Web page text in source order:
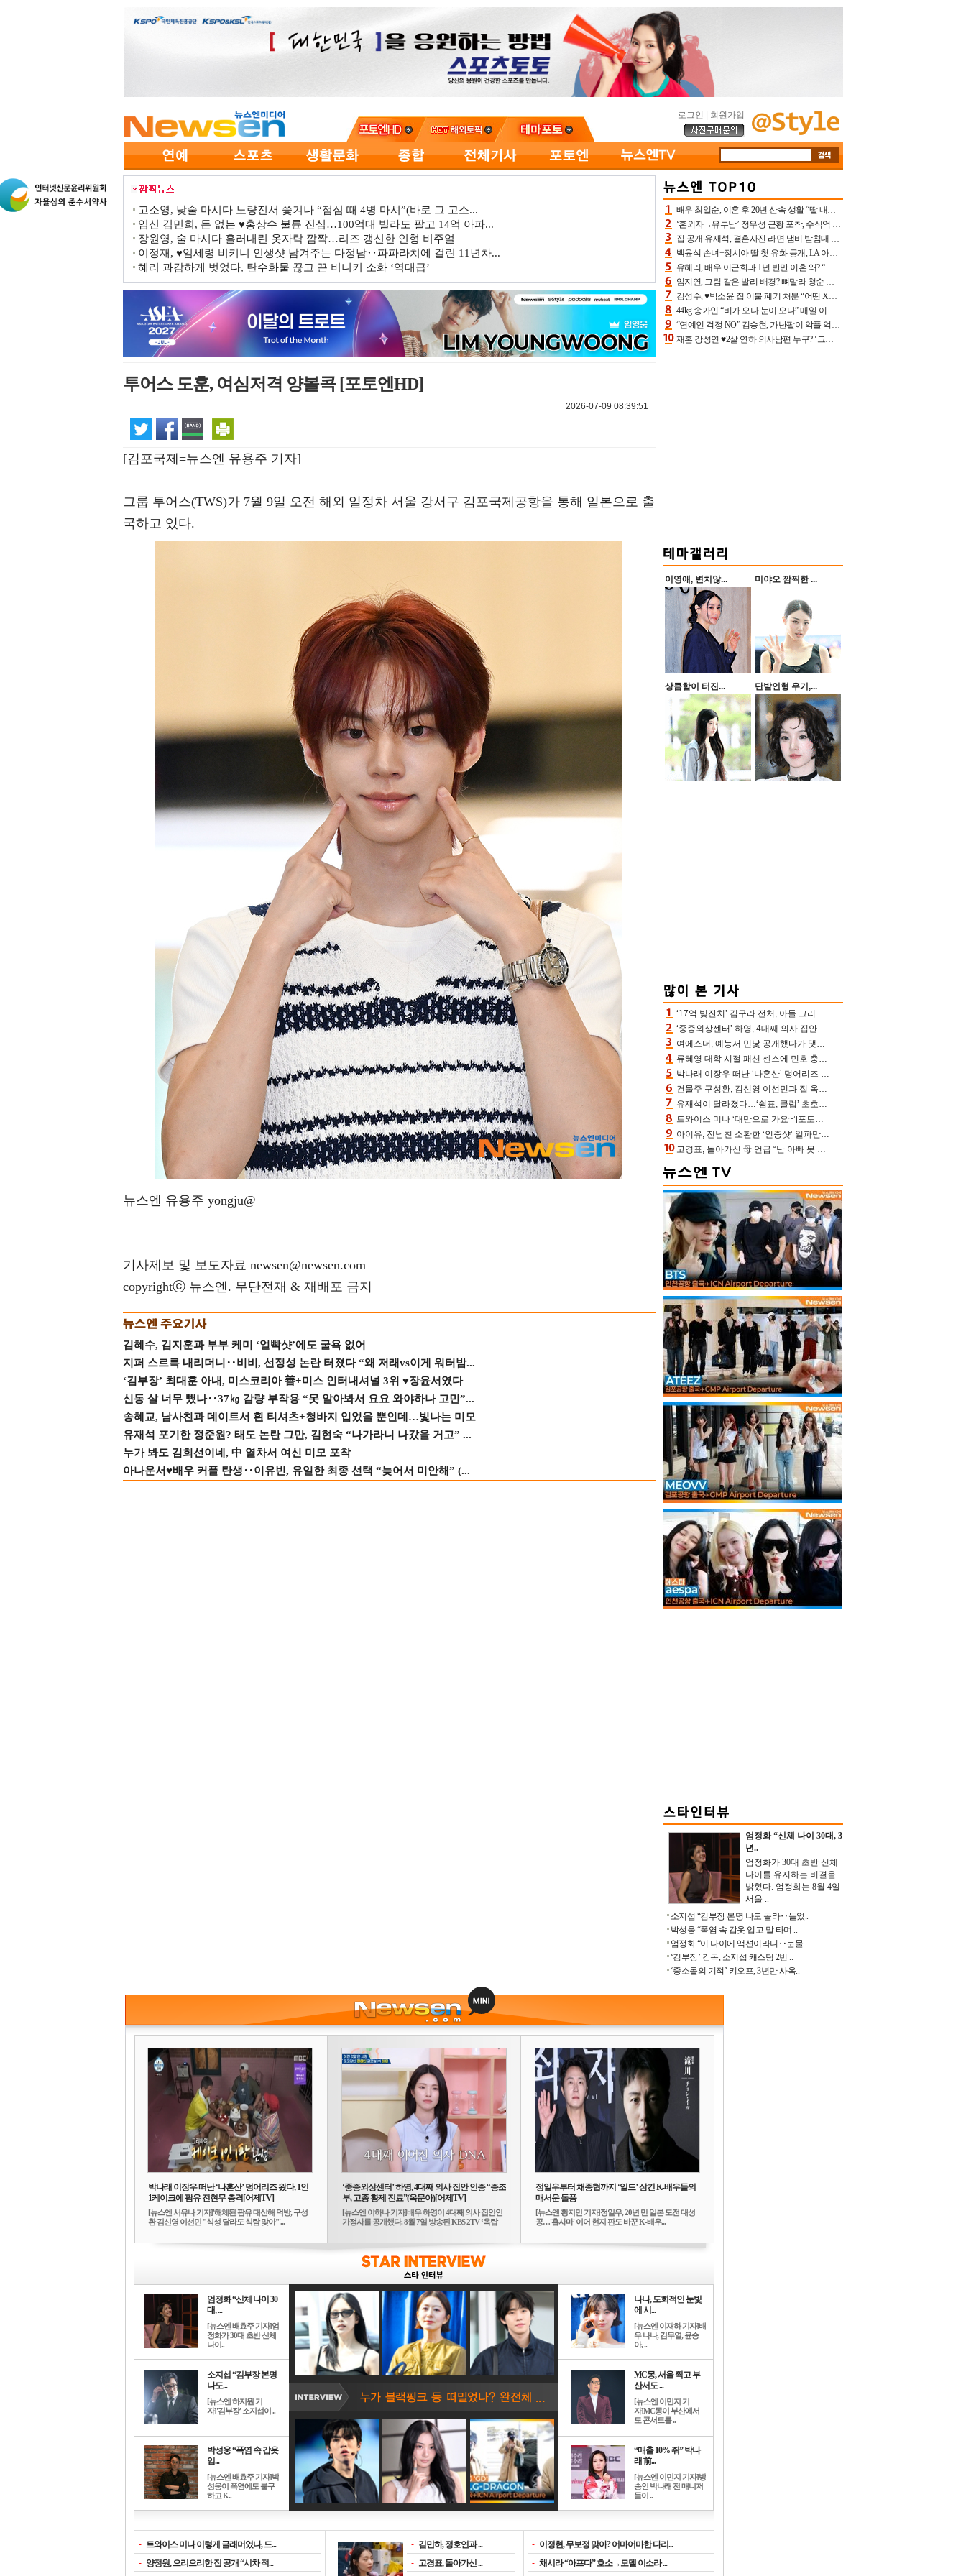
로그인 회원가입
고소영, 낮술 마시다 노량진서 쫓겨나 “점심 때 4병 마셔”(바로 그 고소...
임신 김민희, 돈 없는 ♥홍상수 불륜 진심…100억대 빌라도 팔고 14억 아파...
장원영, 술 마시다 흘러내린 옷자락 깜짝…리즈 갱신한 인형 비주얼
이정재, ♥임세령 비키니 인생샷 남겨주는 다정남‥파파라치에 걸린 11년차...
혜리 과감하게 벗었다, 탄수화물 끊고 끈 비니키 소화 ‘역대급’
투어스 도훈, 여심저격 양볼콕 [포토엔HD]
2026-07-09 08:39:51
[김포국제=뉴스엔 유용주 기자]
그룹 투어스(TWS)가 7월 9일 오전 해외 일정차 서울 강서구 김포국제공항을 통해 일본으로 출
국하고 있다.
뉴스엔 유용주 yongju@
기사제보 및 보도자료 newsen@newsen.com
copyrightⓒ 뉴스엔. 무단전재 & 재배포 금지
김혜수, 김지훈과 부부 케미 ‘얼빡샷’에도 굴욕 없어
지퍼 스르륵 내리더니‥비비, 선정성 논란 터졌다 “왜 저래vs이게 워터밤...
‘김부장’ 최대훈 아내, 미스코리아 善+미스 인터내셔널 3위 ♥장윤서였다
신동 살 너무 뺐나‥37㎏ 감량 부작용 “못 알아봐서 요요 와야하나 고민”...
송혜교, 남사친과 데이트서 흰 티셔츠+청바지 입었을 뿐인데…빛나는 미모
유재석 포기한 정준원? 태도 논란 그만, 김현숙 “나가라니 나갔을 거고” ...
누가 봐도 김희선이네, 中 열차서 여신 미모 포착
아나운서♥배우 커플 탄생‥이유빈, 유일한 최종 선택 “늦어서 미안해” (...
배우 최일순, 이혼 후 20년 산속 생활 “딸 내가 버렸다고 원망‥맘 아파”(특종)[어제TV]
‘혼외자→유부남’ 정우성 근황 포착, 수식억 해킹 피해 후배 만났다 “존경하는”
집 공개 유재석, 결혼사진 라면 냄비 받침대 되고 분노‥가족사진도 피해(놀뭐)[어제TV]
백윤식 손녀+정시아 딸 첫 유화 공개, LA 아트쇼→서울국제조각페스타 작가다운 수준급 실력
유혜리, 배우 이근희과 1년 반만 이혼 왜? “식칼 꽂고 의자 던져” 충격 폭로(특종)[어제TV]
임지연, 그림 같은 발리 배경? 뼈말라 청순 비키니 핏에 상대 안 되네
김성수, ♥박소윤 집 이불 폐기 처분 “어떤 X이랑 썼을지 몰라” 질투(신랑수업2)[어제TV]
44kg 송가인 “비가 오나 눈이 오나” 매일 이 운동, 허벅지 근육량 상승+체지방 감소
“연예인 걱정 NO” 김승현, 가난팔이 악플 억울할만‥아내+딸과 日 여행
재혼 강성연 ♥2살 연하 의사남편 누구? ‘그알’ 자문의에 훈남 비주얼 초엘리트 스펙 [종합]
이영애, 변치않... 미야오 깜찍한 ...
상큼함이 터진... 단발인형 우기,...
‘17억 빚잔치’ 김구라 전처, 아들 그리는 “나 뿐인데” 친엄마 챙기는 효심 눈길
‘중증외상센터’ 하영, 4대째 의사 집안 인증 “증조부, 고종 황제 진료”(옥문아)[어제TV]
여에스더, 예능서 민낯 공개했다가 댓글에 충격 “눈 왜 저렇게 처졌냐고”(에스더TV)
류혜영 대학 시절 패션 센스에 민호 충격 “레몬색 레깅스에 다리 없는 줄”(나혼산)
박나래 이장우 떠난 ‘나혼산’ 덩어리즈 왔다, 1인 1케이크에 팜유 전현무 충격[어제TV]
건물주 구성환, 김신영 이선민과 집 옥상서 41만원 한우 파티 “화력이 성화봉송”(나혼산)
유재석이 달라졌다…‘쉼표, 클럽’ 초호화 코스에 주우재도 감탄 (놀면 뭐하니?)
트와이스 미나 ‘대만으로 가요~’[포토엔HD]
아이유, 전남친 소환한 ‘인증샷’ 일파만파 속…남사친 변우석 선물도 남겼나 ‘훈훈’
고경표, 돌아가신 母 언급 “난 아빠 못 될 듯” 족보 태운 부친 응원 뭉클(나혼산)
엄정화 “신체 나이 30대, 3
년..
엄정화가 30대 초반 신체
나이를 유지하는 비결을
밝혔다. 엄정화는 8월 4일
서울 ..
소지섭 “김부장 본명 나도 몰라‥들었..
박성웅 “폭염 속 갑옷 입고 말 타며 ..
엄정화 “이 나이에 액션이라니‥눈물 ..
‘김부장’ 감독, 소지섭 캐스팅 2번 ..
‘중소돌의 기적’ 키오프, 3년만 사옥..
박나래 이장우 떠난 ‘나혼산’ 덩어리즈 왔다, 1인
1케이크에 팜유 전현무 충격[어제TV]
[뉴스엔 서유나 기자]'해체된 팜유 대신해 먹방, 구성
환 김신영 이선민 "식성 달라도 식탐 맞아"'...
‘중증외상센터’ 하영, 4대째 의사 집안 인증 “증조
부, 고종 황제 진료”(옥문아)[어제TV]
[뉴스엔 이하나 기자]배우 하영이 4대째 의사 집안인
가정사를 공개했다. 8월 7일 방송된 KBS 2TV ‘옥탑
정일우부터 채종협까지 ‘일드’ 삼킨 K-배우들의
매서운 돌풍
[뉴스엔 황지민 기자]정일우, 20년 만 일본 도전 대성
공…'횹사마' 이어 현지 판도 바꾼 K-배우...
엄정화 “신체 나이 30
대, ...
[뉴스엔 배효주 기자]엄
정화가 30대 초반 신체
나이..
소지섭 “김부장 본명
나도...
[뉴스엔 하지원 기
자]'김부장' 소지섭이 ..
박성웅 “폭염 속 갑옷
입...
[뉴스엔 배효주 기자]박
성웅이 폭염에도 불구
하고 K..
나나, 도회적인 눈빛
에 시...
[뉴스엔 이재하 기자]배
우 나나, 김무열, 윤승
아, ..
MC몽, 서울 찍고 부
산서도 ...
[뉴스엔 이민지 기
자]MC몽이 부산에서
도 콘서트를 ..
“매출 10% 줘” 박나
래 前...
[뉴스엔 이민지 기자]방
송인 박나래 전 매니저
들이 ..
- 트와이스 미나 이렇게 글래머였나, 드...
- 양정원, 으리으리한 집 공개 “시차 적...
- 김민하, 정호연과 ...
- 고경표, 돌아가신 ...
- 이정현, 무보정 맞아? 어마어마한 다리...
- 채시라 “아프다” 호소→모델 이소라 ...